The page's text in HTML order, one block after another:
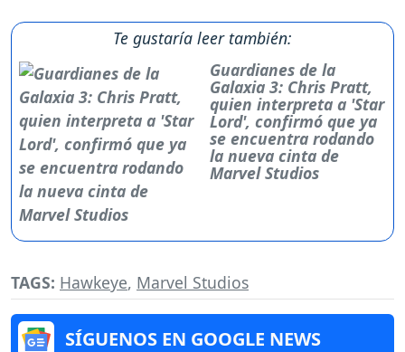
Te gustaría leer también:
Guardianes de la
Galaxia 3: Chris Pratt,
quien interpreta a 'Star
Lord', confirmó que ya
se encuentra rodando
la nueva cinta de
Marvel Studios
TAGS: Hawkeye, Marvel Studios
SÍGUENOS EN GOOGLE NEWS